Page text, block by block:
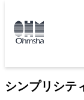
トップ
シンプリシテ